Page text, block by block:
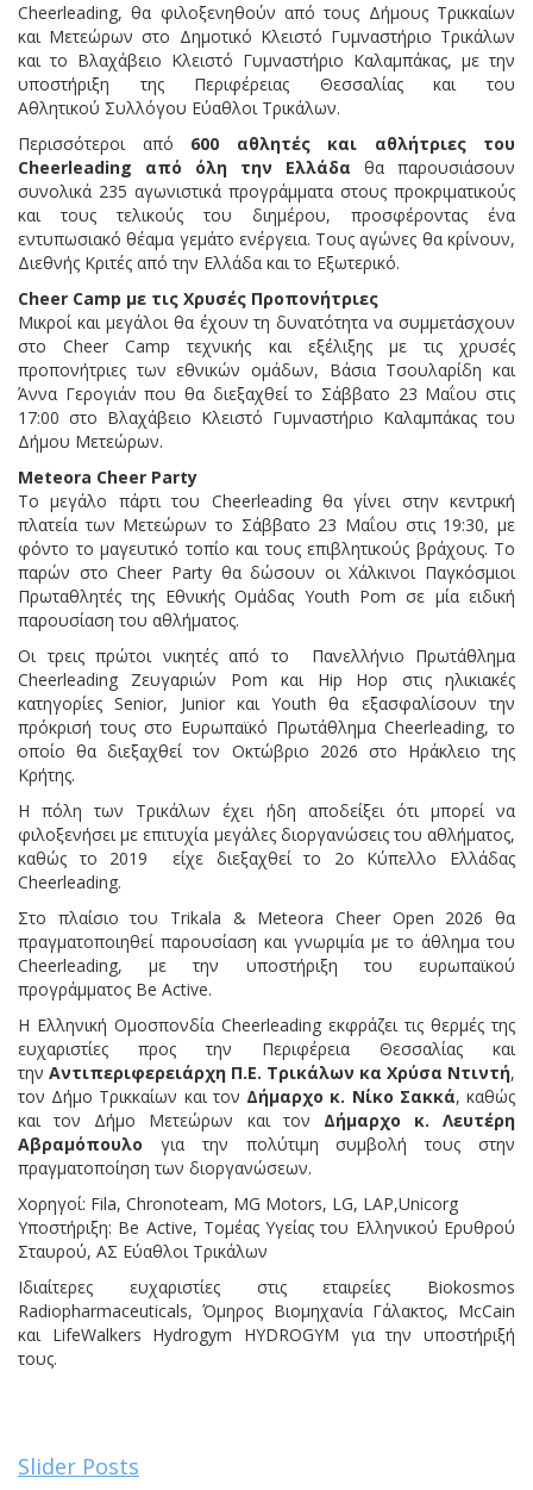
Cheerleading, θα φιλοξενηθούν από τους Δήμους Τρικκαίων
και Μετεώρων στο Δημοτικό Κλειστό Γυμναστήριο Τρικάλων
και το Βλαχάβειο Κλειστό Γυμναστήριο Καλαμπάκας, με την
υποστήριξη της Περιφέρειας Θεσσαλίας και του
Αθλητικού Συλλόγου Εύαθλοι Τρικάλων.
Περισσότεροι από 600 αθλητές και αθλήτριες του
Cheerleading από όλη την Ελλάδα θα παρουσιάσουν
συνολικά 235 αγωνιστικά προγράμματα στους προκριματικούς
και τους τελικούς του διημέρου, προσφέροντας ένα
εντυπωσιακό θέαμα γεμάτο ενέργεια. Τους αγώνες θα κρίνουν,
Διεθνής Κριτές από την Ελλάδα και το Εξωτερικό.
Cheer Camp με τις Χρυσές Προπονήτριες
Μικροί και μεγάλοι θα έχουν τη δυνατότητα να συμμετάσχουν
στο Cheer Camp τεχνικής και εξέλιξης με τις χρυσές
προπονήτριες των εθνικών ομάδων, Βάσια Τσουλαρίδη και
Άννα Γερογιάν που θα διεξαχθεί το Σάββατο 23 Μαΐου στις
17:00 στο Βλαχάβειο Κλειστό Γυμναστήριο Καλαμπάκας του
Δήμου Μετεώρων.
Meteora Cheer Party
Το μεγάλο πάρτι του Cheerleading θα γίνει στην κεντρική
πλατεία των Μετεώρων το Σάββατο 23 Μαΐου στις 19:30, με
φόντο το μαγευτικό τοπίο και τους επιβλητικούς βράχους. Το
παρών στο Cheer Party θα δώσουν οι Χάλκινοι Παγκόσμιοι
Πρωταθλητές της Εθνικής Ομάδας Youth Pom σε μία ειδική
παρουσίαση του αθλήματος.
Οι τρεις πρώτοι νικητές από το Πανελλήνιο Πρωτάθλημα
Cheerleading Ζευγαριών Pom και Hip Hop στις ηλικιακές
κατηγορίες Senior, Junior και Youth θα εξασφαλίσουν την
πρόκρισή τους στο Ευρωπαϊκό Πρωτάθλημα Cheerleading, το
οποίο θα διεξαχθεί τον Οκτώβριο 2026 στο Ηράκλειο της
Κρήτης.
Η πόλη των Τρικάλων έχει ήδη αποδείξει ότι μπορεί να
φιλοξενήσει με επιτυχία μεγάλες διοργανώσεις του αθλήματος,
καθώς το 2019 είχε διεξαχθεί το 2ο Κύπελλο Ελλάδας
Cheerleading.
Στο πλαίσιο του Trikala & Meteora Cheer Open 2026 θα
πραγματοποιηθεί παρουσίαση και γνωριμία με το άθλημα του
Cheerleading, με την υποστήριξη του ευρωπαϊκού
προγράμματος Be Active.
Η Ελληνική Ομοσπονδία Cheerleading εκφράζει τις θερμές της
ευχαριστίες προς την Περιφέρεια Θεσσαλίας και
την Αντιπεριφερειάρχη Π.Ε. Τρικάλων κα Χρύσα Ντιντή,
τον Δήμο Τρικκαίων και τον Δήμαρχο κ. Νίκο Σακκά, καθώς
και τον Δήμο Μετεώρων και τον Δήμαρχο κ. Λευτέρη
Αβραμόπουλο για την πολύτιμη συμβολή τους στην
πραγματοποίηση των διοργανώσεων.
Χορηγοί: Fila, Chronoteam, MG Motors, LG, LAP,Unicorg
Υποστήριξη: Be Active, Τομέας Υγείας του Ελληνικού Ερυθρού
Σταυρού, ΑΣ Εύαθλοι Τρικάλων
Ιδιαίτερες ευχαριστίες στις εταιρείες Biokosmos
Radiopharmaceuticals, Όμηρος Βιομηχανία Γάλακτος, McCain
και LifeWalkers Hydrogym HYDROGYM για την υποστήριξή
τους.
Slider Posts